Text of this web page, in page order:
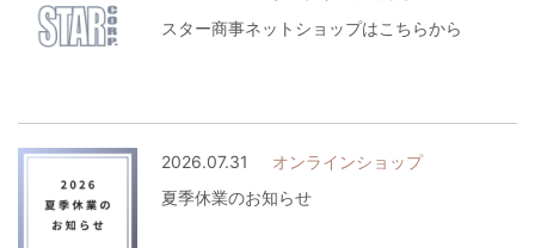
スター商事ネットショップはこちらから
2026.07.31
オンラインショップ
夏季休業のお知らせ